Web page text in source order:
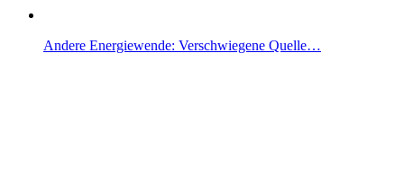
Andere Energiewende: Verschwiegene Quelle…